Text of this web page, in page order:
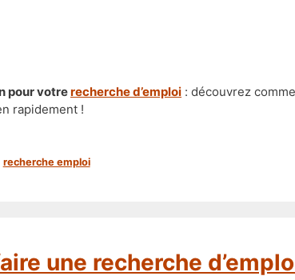
pour votrerecherche d’emploi : découvrez
rapidement !
recherche emploi
une recherche